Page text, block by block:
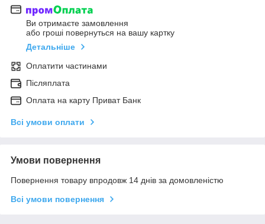
Ви отримаєте замовлення
або гроші повернуться на вашу картку
Детальніше
Оплатити частинами
Післяплата
Оплата на карту Приват Банк
Всі умови оплати
Умови повернення
Повернення товару впродовж 14 днів за домовленістю
Всі умови повернення